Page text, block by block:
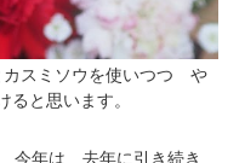
スミソウを使いつつ や
ると思います。
今年は 去年に引き続き